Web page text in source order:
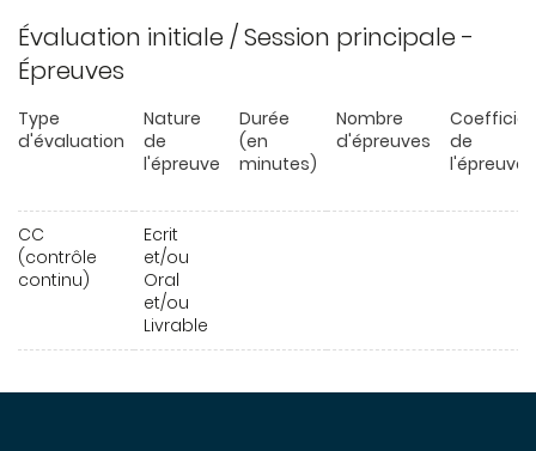
Évaluation initiale / Session principale -
Épreuves
Type
d'évaluation
Nature
de
l'épreuve
Durée
(en
minutes)
Nombre
d'épreuves
de
l'épreuve
CC
(contrôle
continu)
Ecrit
et/ou
Oral
et/ou
Livrable